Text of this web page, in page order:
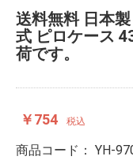
送料無料 日本
式 ピロケース
荷です。
￥754 税込
商品コード： YH-